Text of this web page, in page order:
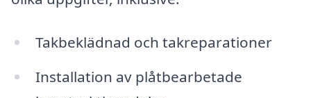
Takbeklädnad och takreparationer
Installation av plåtbearbetade